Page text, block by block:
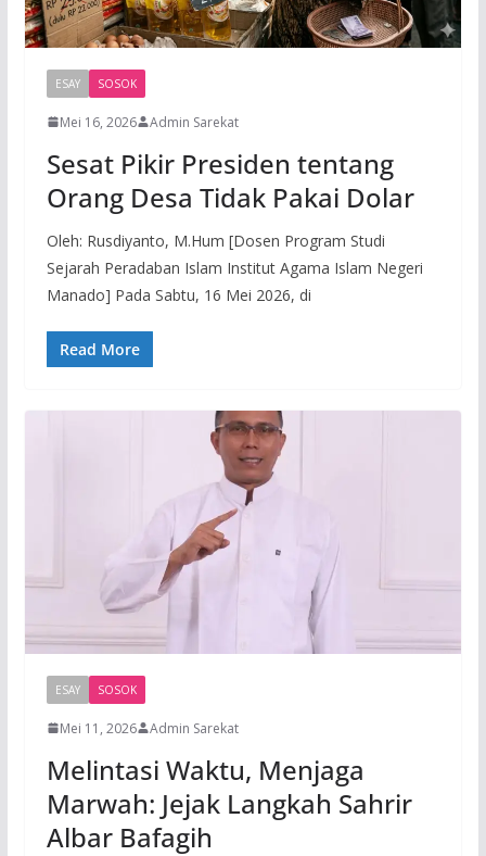
ESAY SOSOK
Mei 16, 2026 Admin Sarekat
Sesat Pikir Presiden tentang
Orang Desa Tidak Pakai Dolar
Oleh: Rusdiyanto, M.Hum [Dosen Program Studi
Sejarah Peradaban Islam Institut Agama Islam Negeri
Manado] Pada Sabtu, 16 Mei 2026, di
Read More
ESAY SOSOK
Mei 11, 2026 Admin Sarekat
Melintasi Waktu, Menjaga
Marwah: Jejak Langkah Sahrir
Albar Bafagih